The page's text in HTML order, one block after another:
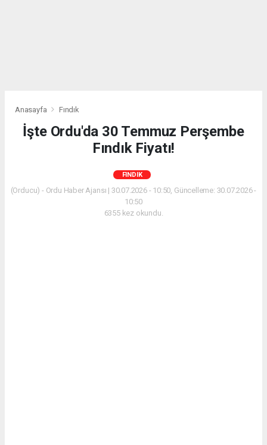
Anasayfa Fındık
İşte Ordu'da 30 Temmuz Perşembe
Fındık Fiyatı!
FINDIK
(Orducu) - Ordu Haber Ajansı | 30.07.2026 - 10:50, Güncelleme: 30.07.2026 -
10:50
6355 kez okundu.